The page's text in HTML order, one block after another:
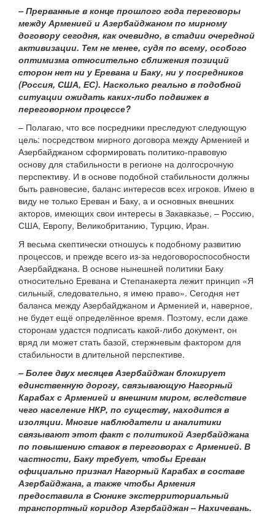
– Прерванные в конце прошлого года переговоры
между Арменией и Азербайджаном по мирному
договору сегодня, как очевидно, в стадии очередной
активизации. Тем не менее, судя по всему, особого
оптимизма относительно сближения позиций
сторон нет ни у Еревана и Баку, ни у посредников
(Россия, США, ЕС). Насколько реально в подобной
ситуации ожидать каких-либо подвижек в
переговорном процессе?
– Полагаю, что все посредники преследуют следующую
цель: посредством мирного договора между Арменией и
Азербайджаном сформировать политико-правовую
основу для стабильности в регионе на долгосрочную
перспективу. И в основе подобной стабильности должны
быть равновесие, баланс интересов всех игроков. Имею в
виду не только Ереван и Баку, а и основных внешних
акторов, имеющих свои интересы в Закавказье, – Россию,
США, Европу, Великобританию, Турцию, Иран.
Я весьма скептически отношусь к подобному развитию
процессов, и прежде всего из-за недоговороспособности
Азербайджана. В основе нынешней политики Баку
относительно Еревана и Степанакерта лежит принцип «Я
сильный, следовательно, я имею право». Сегодня нет
баланса между Азербайджаном и Арменией и, наверное,
не будет ещё определённое время. Поэтому, если даже
сторонам удастся подписать какой-либо документ, он
вряд ли может стать базой, стержневым фактором для
стабильности в длительной перспективе.
– Более двух месяцев Азербайджан блокирует
единственную дорогу, связывающую Нагорный
Карабах с Арменией и внешним миром, вследствие
чего население НКР, по существу, находится в
изоляции. Многие наблюдатели и аналитики
связывают этот факт с политикой Азербайджана
по повышению ставок в переговорах с Арменией. В
частности, Баку требует, чтобы Ереван
официально признал Нагорный Карабах в составе
Азербайджана, а также чтобы Армения
предоставила в Сюнике экстерриториальный
транспортный коридор Азербайджан – Нахичевань.